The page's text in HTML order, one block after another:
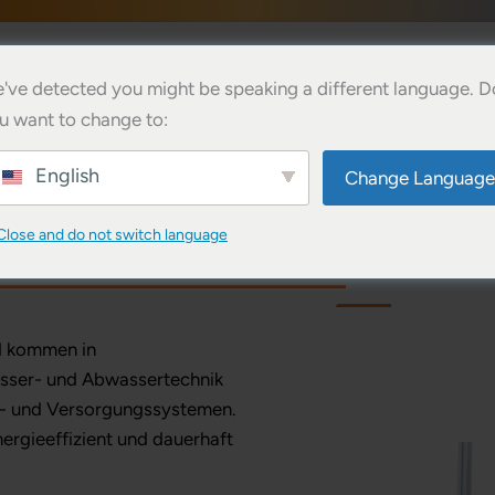
für die moderne Serienfertigung
kommen in
und Abwassertechnik
und Versorgungssystemen.
und dauerhaft
detected you might be speaking a different language.
want to change to:
English Change Language
and do not switch language